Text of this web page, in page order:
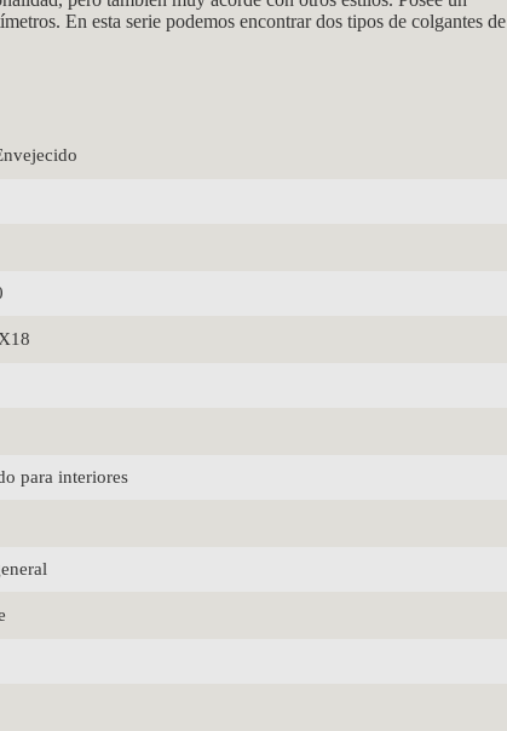
En esta serie podemos encontrar dos tipos de colgantes de
para interiores